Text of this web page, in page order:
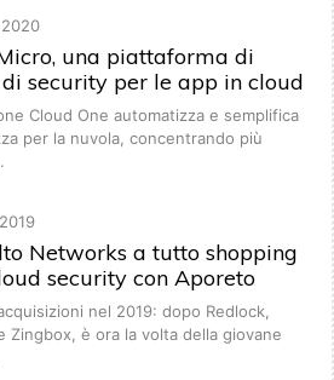
una piattaforma di
security per le app in cloud
Cloud One automatizza e semplifica
per la nuvola, concentrando più
Networks a tutto shopping
security con Aporeto
nel 2019: dopo Redlock,
Zingbox, è ora la volta della giovane